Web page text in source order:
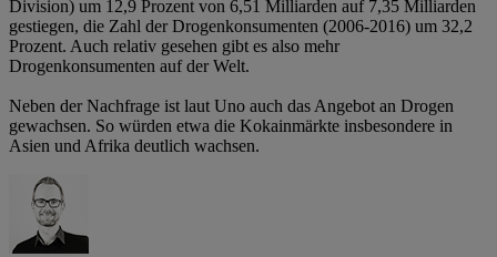
Division) um 12,9 Prozent von 6,51 Milliarden auf 7,35 Milliarden
gestiegen, die Zahl der Drogenkonsumenten (2006-2016) um 32,2
Prozent. Auch relativ gesehen gibt es also mehr
Drogenkonsumenten auf der Welt.
Neben der Nachfrage ist laut Uno auch das Angebot an Drogen
gewachsen. So würden etwa die Kokainmärkte insbesondere in
Asien und Afrika deutlich wachsen.